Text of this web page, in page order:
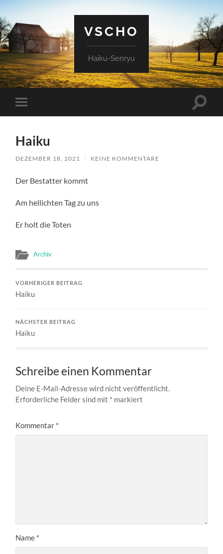
VSCHO
Haiku-Senryu
Mobile-
Menü
Haiku
DEZEMBER 18, 2021 / KEINE KOMMENTARE
Der Bestatter kommt
Am hellichten Tag zu uns
Er holt die Toten
Archiv
VORHERIGER BEITRAG
Haiku
NÄCHSTER BEITRAG
Haiku
Schreibe einen Kommentar
Deine E-Mail-Adresse wird nicht veröffentlicht.
Erforderliche Felder sind mit * markiert
Kommentar *
Name *